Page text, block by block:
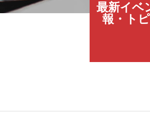
最新イベ
報・ト